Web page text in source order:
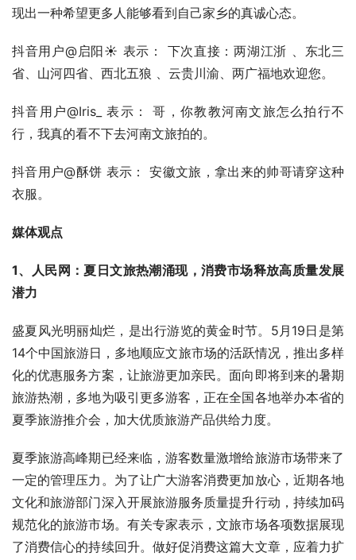
现出一种希望更多人能够看到自己家乡的真诚心态。
抖音用户@启阳☀ 表示： 下次直接：两湖江浙 、东北三
省、山河四省、西北五狼 、云贵川渝、两广福地欢迎您。
抖音用户@Iris_ 表示： 哥，你教教河南文旅怎么拍行不
行，我真的看不下去河南文旅拍的。
抖音用户@酥饼 表示： 安徽文旅，拿出来的帅哥请穿这种
衣服。
媒体观点
1、人民网：夏日文旅热潮涌现，消费市场释放高质量发展
潜力
盛夏风光明丽灿烂，是出行游览的黄金时节。5月19日是第
14个中国旅游日，多地顺应文旅市场的活跃情况，推出多样
化的优惠服务方案，让旅游更加亲民。面向即将到来的暑期
旅游热潮，多地为吸引更多游客，正在全国各地举办本省的
夏季旅游推介会，加大优质旅游产品供给力度。
夏季旅游高峰期已经来临，游客数量激增给旅游市场带来了
一定的管理压力。为了让广大游客消费更加放心，近期各地
文化和旅游部门深入开展旅游服务质量提升行动，持续加码
规范化的旅游市场。有关专家表示，文旅市场各项数据展现
了消费信心的持续回升。做好促消费这篇大文章，应着力扩